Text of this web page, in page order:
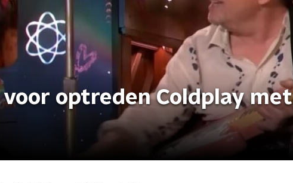
optreden Coldplay met